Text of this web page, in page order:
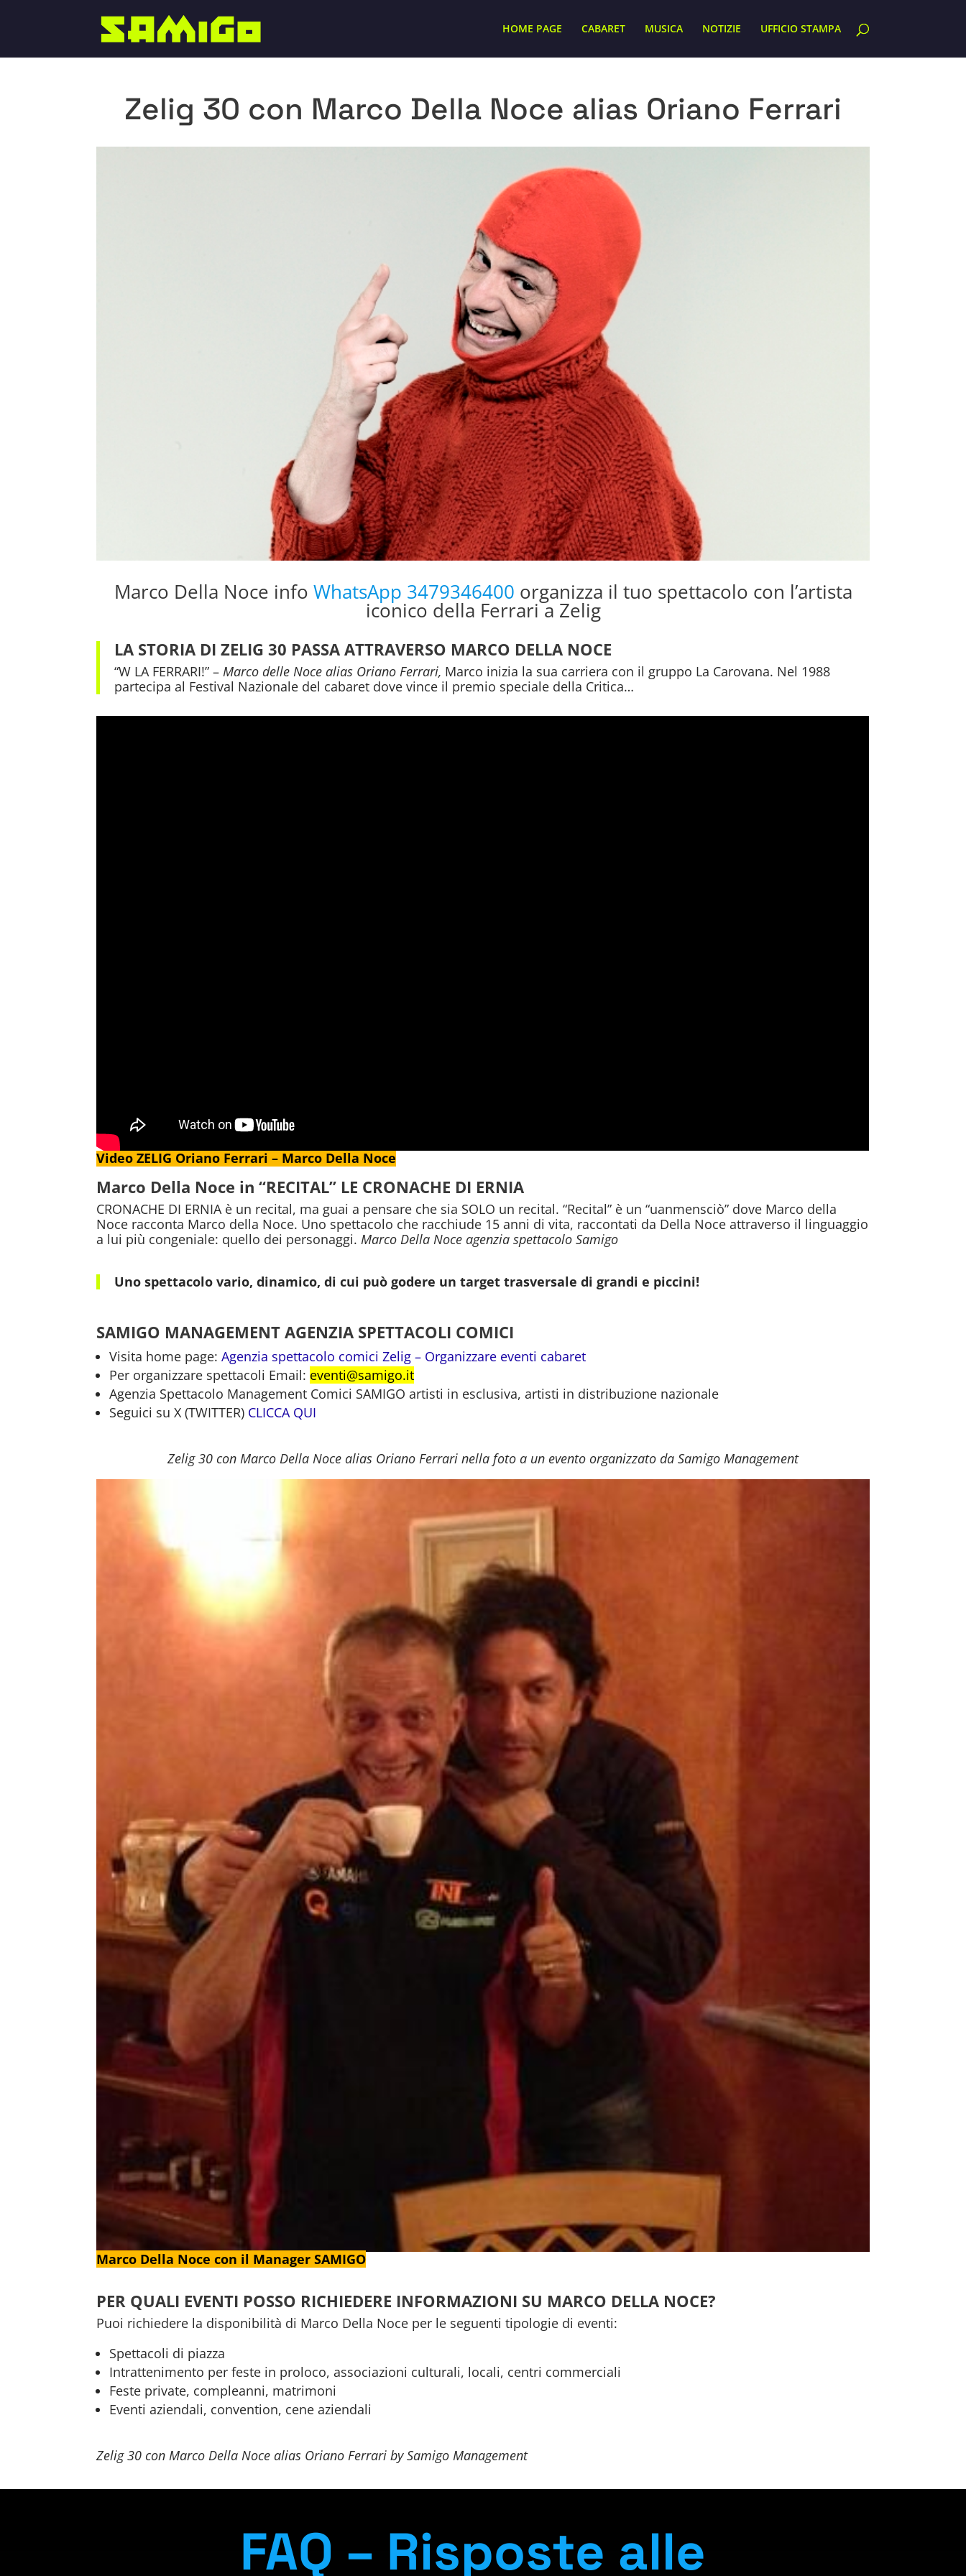
HOME PAGE CABARET MUSICA NOTIZIE UFFICIO STAMPA
Zelig 30 con Marco Della Noce alias Oriano Ferrari
Marco Della Noce info WhatsApp 3479346400 organizza il tuo spettacolo con l’artista
iconico della Ferrari a Zelig
LA STORIA DI ZELIG 30 PASSA ATTRAVERSO MARCO DELLA NOCE
“W LA FERRARI!” – Marco delle Noce alias Oriano Ferrari, Marco inizia la sua carriera con il gruppo La Carovana. Nel 1988
partecipa al Festival Nazionale del cabaret dove vince il premio speciale della Critica…
Video ZELIG Oriano Ferrari – Marco Della Noce
Marco Della Noce in “RECITAL” LE CRONACHE DI ERNIA
CRONACHE DI ERNIA è un recital, ma guai a pensare che sia SOLO un recital. “Recital” è un “uanmensciò” dove Marco della
Noce racconta Marco della Noce. Uno spettacolo che racchiude 15 anni di vita, raccontati da Della Noce attraverso il linguaggio
a lui più congeniale: quello dei personaggi.Marco Della Noce agenzia spettacolo Samigo
Uno spettacolo vario, dinamico, di cui può godere un target trasversale di grandi e piccini!
SAMIGO MANAGEMENT AGENZIA SPETTACOLI COMICI
Visita home page:Agenzia spettacolo comici Zelig – Organizzare eventi cabaret
Per organizzare spettacoli Email: eventi@samigo.it
Agenzia Spettacolo Management Comici SAMIGO artisti in esclusiva, artisti in distribuzione nazionale
Seguici su X (TWITTER) CLICCA QUI
Zelig 30 con Marco Della Noce alias Oriano Ferrari nella foto a un evento organizzato da Samigo Management
Marco Della Noce con il Manager SAMIGO
PER QUALI EVENTI POSSO RICHIEDERE INFORMAZIONI SU MARCO DELLA NOCE?
Puoi richiedere la disponibilità di Marco Della Noce per le seguenti tipologie di eventi:
Spettacoli di piazza
Intrattenimento per feste in proloco, associazioni culturali, locali, centri commerciali
Feste private, compleanni, matrimoni
Eventi aziendali, convention, cene aziendali
Zelig 30 con Marco Della Noce alias Oriano Ferrari by Samigo Management
FAQ – Risposte alle